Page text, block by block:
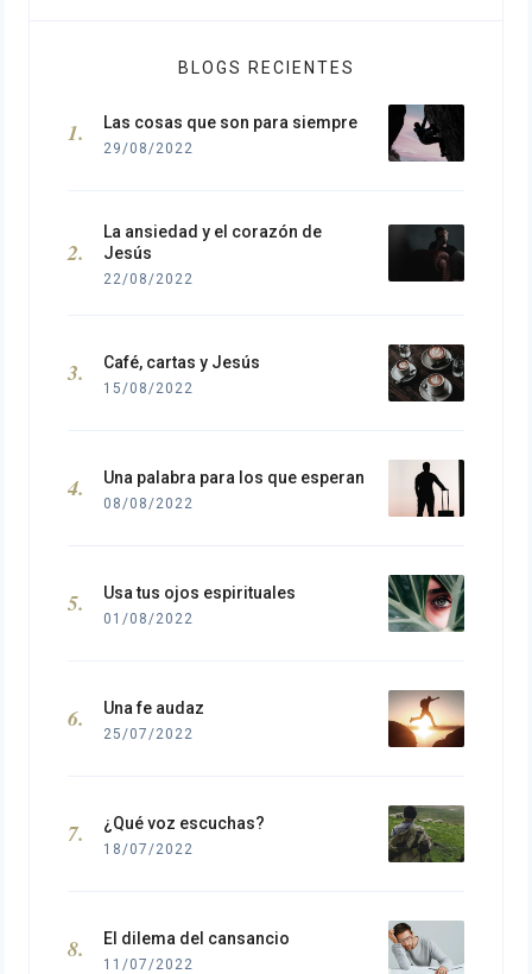
BLOGS RECIENTES
Las cosas que son para siempre
29/08/2022
La ansiedad y el corazón de
Jesús
22/08/2022
Café, cartas y Jesús
15/08/2022
Una palabra para los que esperan
08/08/2022
Usa tus ojos espirituales
01/08/2022
Una fe audaz
25/07/2022
¿Qué voz escuchas?
18/07/2022
El dilema del cansancio
11/07/2022